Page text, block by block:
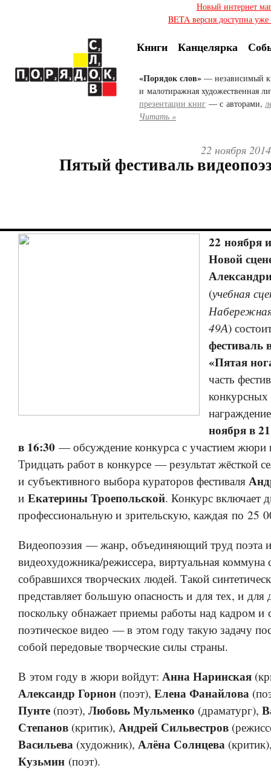
Новый интернет
BETA версия доступна
Книги Канцелярка
«Порядок слов» — независимый
и малотиражная художественная
презентации книг — с авторами,
Читать »
22 ноября
Пятый фестиваль
22 ноября
Новой
(учебная
49А)
фестиваль
«Пятая
часть
конкурсных
ноября в
в 16:30 — обсуждение конкурса с участием жюри
Тридцать работ в конкурсе — результат жёсткой
и субъективного выбора кураторов фестиваля
и Екатерины Троепольской. Конкурс включает
профессиональную и зрительскую, каждая по 25
Видеопоэзия — жанр, объединяющий труд поэта
видеохудожника/режиссера, виртуальная коммуна
собравшихся творческих людей. Такой
представляет большую опасность и для тех, и для
поскольку обнажает приемы работы над кадром и
поэтическое видео — в этом году такую задачу
собой передовые творческие силы страны.
В этом году в жюри войдут: Анна Наринская
Александр Горнон (поэт), Елена Фанайлова
Пунте (поэт), Любовь Мульменко (драматург),
Степанов (критик), Андрей Сильвестров
Васильева (художник), Алёна Солнцева
Кузьмин (поэт).